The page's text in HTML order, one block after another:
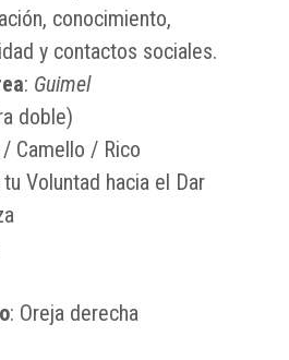
conocimiento,
y contactos sociales.
: Guimel
doble)
Camello / Rico
Voluntad hacia el Dar
: Oreja derecha